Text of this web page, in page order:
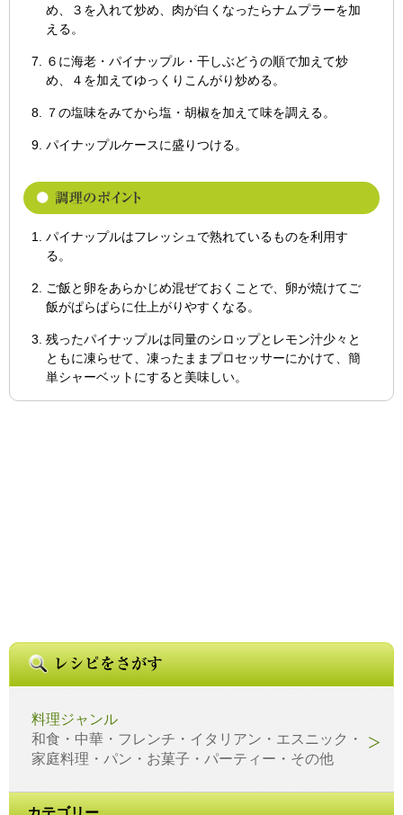
め、３を入れて炒め、肉が白くなったらナムプラーを加
える。
６に海老・パイナップル・干しぶどうの順で加えて炒
め、４を加えてゆっくりこんがり炒める。
７の塩味をみてから塩・胡椒を加えて味を調える。
パイナップルケースに盛りつける。
パイナップルはフレッシュで熟れているものを利用す
る。
ご飯と卵をあらかじめ混ぜておくことで、卵が焼けてご
飯がぱらぱらに仕上がりやすくなる。
残ったパイナップルは同量のシロップとレモン汁少々と
ともに凍らせて、凍ったままプロセッサーにかけて、簡
単シャーベットにすると美味しい。
料理ジャンル
和食・中華・フレンチ・イタリアン・エスニック・
家庭料理・パン・お菓子・パーティー・その他